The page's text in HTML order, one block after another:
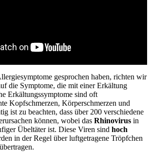
gesprochen haben, richten wir
die Symptome, die mit einer Erkältung
Erkältungssymptome sind oft
Kopfschmerzen, Körperschmerzen und
ist zu beachten, dass über 200 verschiedene
können, wobei das Rhinovirus in
Übeltäter ist. Diese Viren sind hoch
in der Regel über luftgetragene Tröpfchen